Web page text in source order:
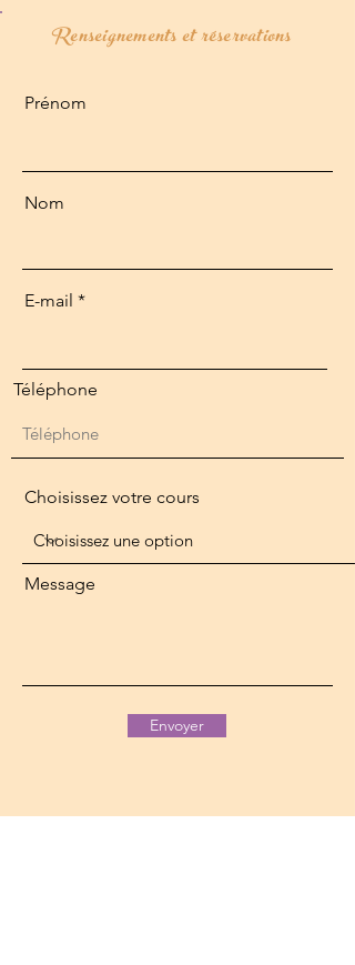
Renseignements et réservations
Prénom
Nom
E-mail
Téléphone
Choisissez votre cours
Message
Envoyer